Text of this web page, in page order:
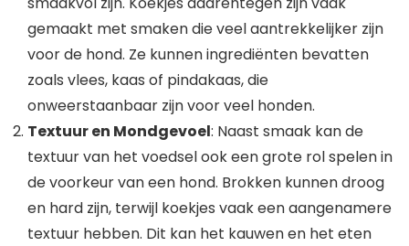
gemaakt met smaken die veel aantrekkelijker zijn
voor de hond. Ze kunnen ingrediënten bevatten
zoals vlees, kaas of pindakaas, die
onweerstaanbaar zijn voor veel honden.
Textuur en Mondgevoel: Naast smaak kan de
textuur van het voedsel ook een grote rol spelen in
de voorkeur van een hond. Brokken kunnen droog
en hard zijn, terwijl koekjes vaak een aangenamere
textuur hebben. Dit kan het kauwen en het eten